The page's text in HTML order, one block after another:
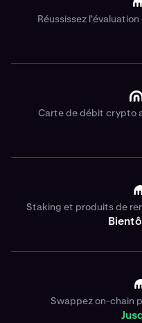
Réussissez
Carte de débit crypto
Staking et produits de
Swappez on-chain